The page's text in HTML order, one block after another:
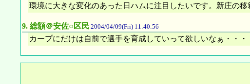
環境に大きな変化のあった日ハムに注目したいです。新庄の
9.総額＠安佐○区民 2004/04/09(Fri) 11:40:56
カープにだけは自前で選手を育成していって欲しいなぁ・・・